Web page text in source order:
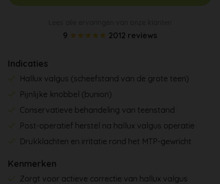
9 2012 reviews
Indicaties
Hallux valgus (scheefstand van de grote teen)
Pijnlijke knobbel (bunion)
Conservatieve behandeling van teenstand
Post-operatief herstel na hallux valgus operatie
Drukklachten en irritatie rond het MTP-gewricht
Kenmerken
Zorgt voor actieve correctie van hallux valgus